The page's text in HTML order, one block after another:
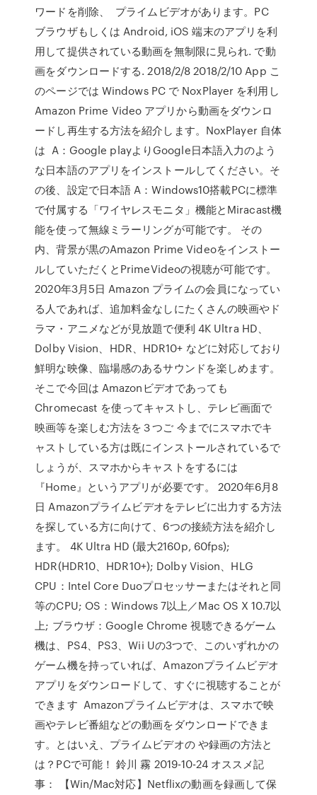
ワードを削除、 プライムビデオがあります。PC
ブラウザもしくは Android, iOS 端末のアプリを利
用して提供されている動画を無制限に見られ. で動
画をダウンロードする. 2018/2/8 2018/2/10 App こ
のページでは Windows PC で NoxPlayer を利用し
Amazon Prime Video アプリから動画をダウンロ
ードし再生する方法を紹介します。NoxPlayer 自体
は A：Google playよりGoogle日本語入力のよう
な日本語のアプリをインストールしてください。そ
の後、設定で日本語 A：Windows10搭載PCに標準
で付属する「ワイヤレスモニタ」機能とMiracast機
能を使って無線ミラーリングが可能です。 その
内、背景が黒のAmazon Prime Videoをインストー
ルしていただくとPrimeVideoの視聴が可能です。
2020年3月5日 Amazon プライムの会員になってい
る人であれば、追加料金なしにたくさんの映画やド
ラマ・アニメなどが見放題で便利 4K Ultra HD、
Dolby Vision、HDR、HDR10+ などに対応しており
鮮明な映像、臨場感のあるサウンドを楽しめます。
そこで今回は Amazonビデオであっても
Chromecast を使ってキャストし、テレビ画面で
映画等を楽しむ方法を３つご 今までにスマホでキ
ャストしている方は既にインストールされているで
しょうが、スマホからキャストをするには
『Home』というアプリが必要です。 2020年6月8
日 Amazonプライムビデオをテレビに出力する方法
を探している方に向けて、6つの接続方法を紹介し
ます。 4K Ultra HD (最大2160p, 60fps);
HDR(HDR10、HDR10+); Dolby Vision、HLG
CPU：Intel Core Duoプロセッサーまたはそれと同
等のCPU; OS：Windows 7以上／Mac OS X 10.7以
上; ブラウザ：Google Chrome 視聴できるゲーム
機は、PS4、PS3、Wii Uの3つで、このいずれかの
ゲーム機を持っていれば、Amazonプライムビデオ
アプリをダウンロードして、すぐに視聴することが
できます Amazonプライムビデオは、スマホで映
画やテレビ番組などの動画をダウンロードできま
す。とはいえ、プライムビデオの や録画の方法と
は？PCで可能！ 鈴川 霧 2019-10-24 オススメ記
事： 【Win/Mac対応】Netflixの動画を録画して保